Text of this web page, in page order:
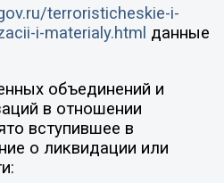
terroristicheskie-i-
i-materialy.html данные
объединений и
в отношении
вступившее в
о ликвидации или